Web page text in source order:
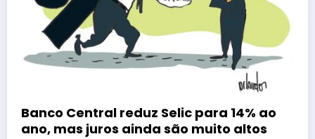
Banco Central reduz Selic para 14% ao
ano, mas juros ainda são muito altos